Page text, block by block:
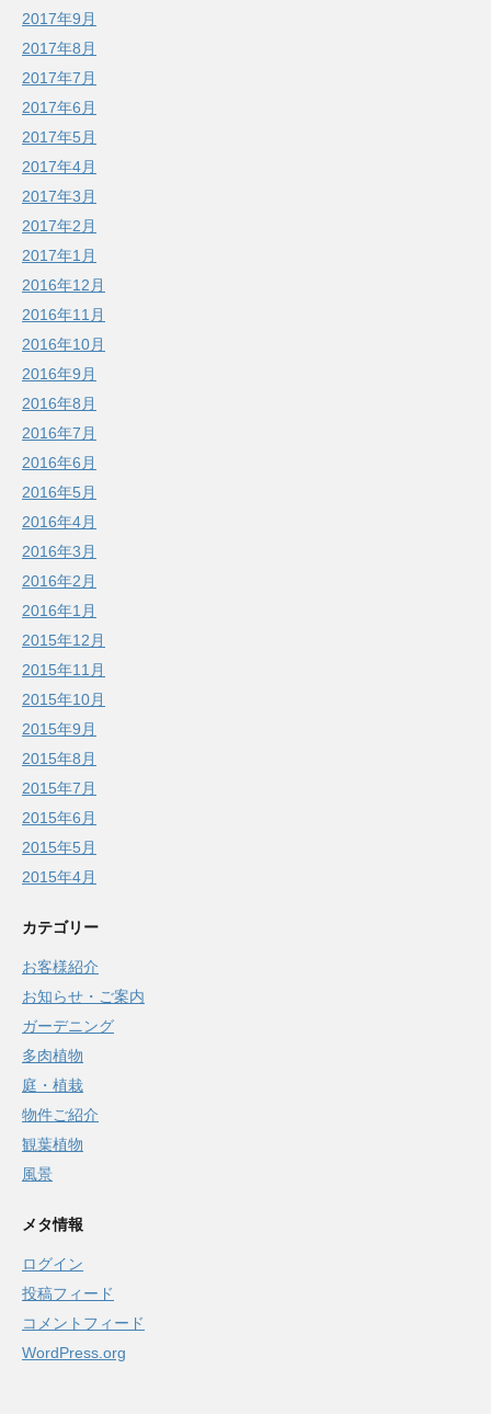
2017年9月
2017年8月
2017年7月
2017年6月
2017年5月
2017年4月
2017年3月
2017年2月
2017年1月
2016年12月
2016年11月
2016年10月
2016年9月
2016年8月
2016年7月
2016年6月
2016年5月
2016年4月
2016年3月
2016年2月
2016年1月
2015年12月
2015年11月
2015年10月
2015年9月
2015年8月
2015年7月
2015年6月
2015年5月
2015年4月
カテゴリー
お客様紹介
お知らせ・ご案内
ガーデニング
多肉植物
庭・植栽
物件ご紹介
観葉植物
風景
メタ情報
ログイン
投稿フィード
コメントフィード
WordPress.org